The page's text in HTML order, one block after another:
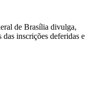
de Brasília divulga,
inscrições deferidas e